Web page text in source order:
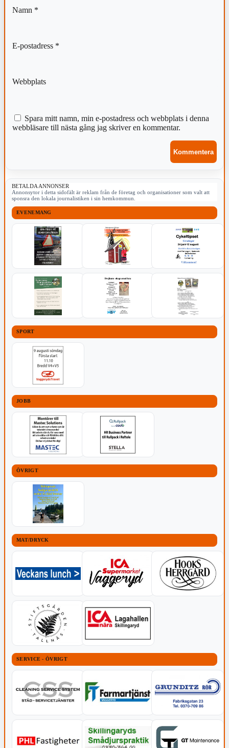
Namn *
E-postadress *
Webbplats
Spara mitt namn, min e-postadress och webbplats i denna
webbläsare till nästa gång jag skriver en kommentar.
BETALDA ANNONSER
Annonsytor i detta sidofält är reklam från de företag och organisationer som valt att
sponsra den lokala journalistiken i sin hemkommun.
EVENEMANG
SPORT
JOBB
ÖVRIGT
MAT/DRYCK
SERVICE - ÖVRIGT